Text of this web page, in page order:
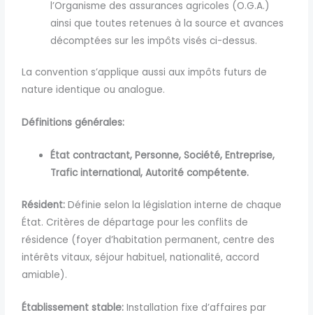
l’Organisme des assurances agricoles (O.G.A.)
ainsi que toutes retenues à la source et avances
décomptées sur les impôts visés ci-dessus.
La convention s’applique aussi aux impôts futurs de
nature identique ou analogue.
Définitions générales:
État contractant, Personne, Société, Entreprise,
Trafic international, Autorité compétente.
Résident: Définie selon la législation interne de chaque
État. Critères de départage pour les conflits de
résidence (foyer d’habitation permanent, centre des
intérêts vitaux, séjour habituel, nationalité, accord
amiable).
Établissement stable: Installation fixe d’affaires par